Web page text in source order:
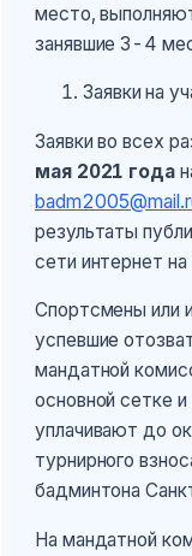
место,
занявшие 3-4
Заявки на
Заявки во всех
мая 2021 года
результаты
сети интернет
Спортсмены или
успевшие
мандатной
основной сетке и
уплачивают до
турнирного
бадминтона
На мандатной